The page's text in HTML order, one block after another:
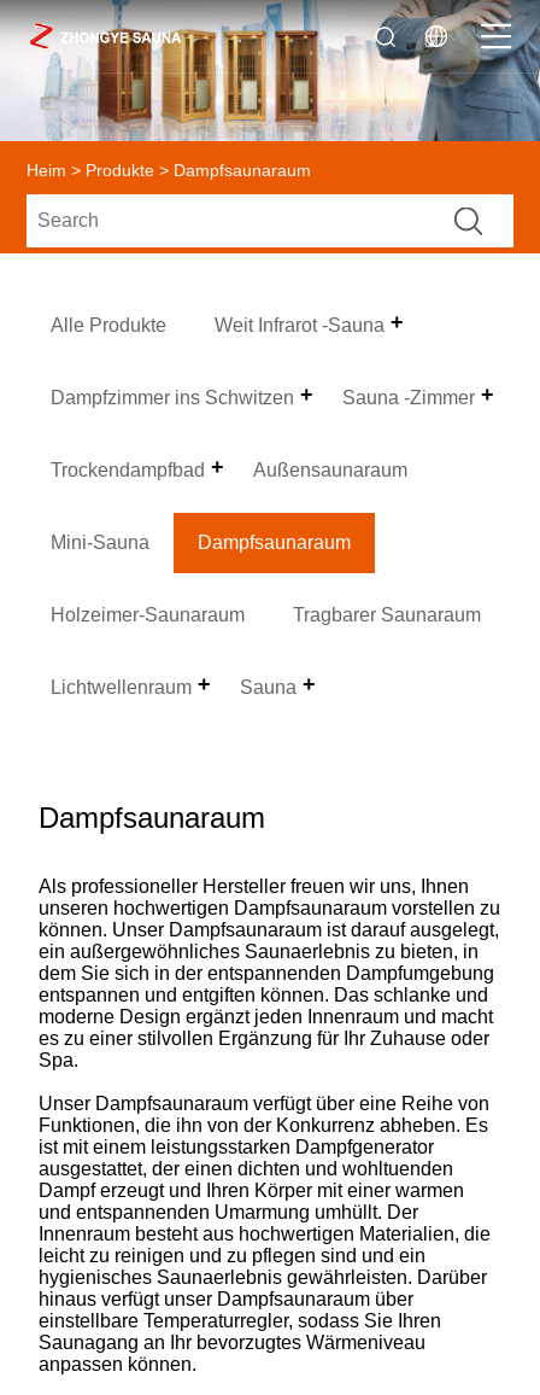
Heim > Produkte > Dampfsaunaraum
Alle Produkte Weit Infrarot -Sauna
Dampfzimmer ins Schwitzen Sauna -Zimmer
Trockendampfbad Außensaunaraum
Mini-Sauna Dampfsaunaraum
Holzeimer-Saunaraum Tragbarer Saunaraum
Lichtwellenraum Sauna
Dampfsaunaraum
Als professioneller Hersteller freuen wir uns, Ihnen
unseren hochwertigen Dampfsaunaraum vorstellen zu
können. Unser Dampfsaunaraum ist darauf ausgelegt,
ein außergewöhnliches Saunaerlebnis zu bieten, in
dem Sie sich in der entspannenden Dampfumgebung
entspannen und entgiften können. Das schlanke und
moderne Design ergänzt jeden Innenraum und macht
es zu einer stilvollen Ergänzung für Ihr Zuhause oder
Spa.
Unser Dampfsaunaraum verfügt über eine Reihe von
Funktionen, die ihn von der Konkurrenz abheben. Es
ist mit einem leistungsstarken Dampfgenerator
ausgestattet, der einen dichten und wohltuenden
Dampf erzeugt und Ihren Körper mit einer warmen
und entspannenden Umarmung umhüllt. Der
Innenraum besteht aus hochwertigen Materialien, die
leicht zu reinigen und zu pflegen sind und ein
hygienisches Saunaerlebnis gewährleisten. Darüber
hinaus verfügt unser Dampfsaunaraum über
einstellbare Temperaturregler, sodass Sie Ihren
Saunagang an Ihr bevorzugtes Wärmeniveau
anpassen können.